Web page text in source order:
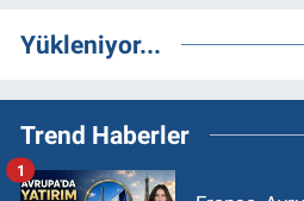
Yükleniyor...
Trend Haberler
1